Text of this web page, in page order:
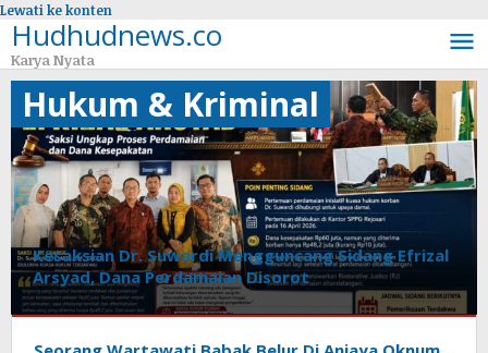
Lewati ke konten
Hudhudnews.co
Karya Nyata
Kesaksian Dr. Suwardi Mengguncang Sidang Efrizal
Arsyad, Dana Perdamaian Disorot
Hukum & Kriminal